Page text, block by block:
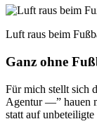
Luft raus beim
Ganz ohne
Für mich stellt sich
Agentur —” hauen
statt auf